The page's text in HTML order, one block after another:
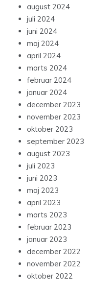
august 2024
juli 2024
juni 2024
maj 2024
april 2024
marts 2024
februar 2024
januar 2024
december 2023
november 2023
oktober 2023
september 2023
august 2023
juli 2023
juni 2023
maj 2023
april 2023
marts 2023
februar 2023
januar 2023
december 2022
november 2022
oktober 2022